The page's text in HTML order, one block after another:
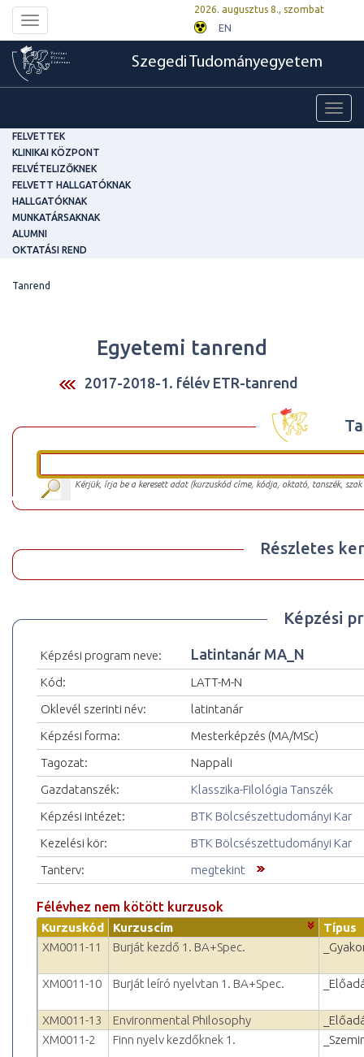
Toggle
navigation
2026. augusztus 8., szombat
EN
Szegedi Tudományegyetem
FELVETTEK
KLINIKAI KÖZPONT
FELVÉTELIZŐKNEK
FELVETT HALLGATÓKNAK
HALLGATÓKNAK
MUNKATÁRSAKNAK
ALUMNI
OKTATÁSI REND
Tanrend
Egyetemi tanrend
2017-2018-1. félév ETR-tanrend
Kérjük, írja be a keresett adat (kurzuskód címe, kódja, oktató, tanszék,
Részletes
Képzési
Képzési program neve: Latintanár MA_N
Kód:
LATT-M-N
Oklevél szerinti név:
latintanár
Képzési forma:
Mesterképzés (MA/MSc)
Tagozat:
Nappali
Gazdatanszék:
Klasszika-Filológia Tanszék
Képzési intézet:
BTK Bölcsészettudományi Kar
Kezelési kör:
BTK Bölcsészettudományi Kar
Tanterv:
megtekint
Félévhez nem kötött kurzusok
Kurzuskód Kurzuscím
Típus
XM0011-11
Burját kezdő 1. BA+Spec.
XM0011-10 Burját leíró nyelvtan 1. BA+Spec.
XM0011-13 Environmental Philosophy
XM0011-2
Finn nyelv kezdőknek 1.